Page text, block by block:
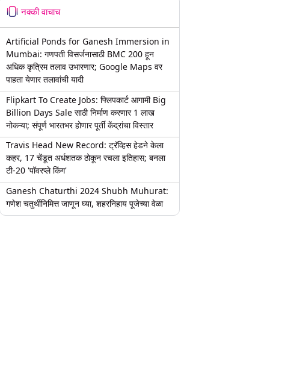
नक्की वाचाच
Artificial Ponds for Ganesh Immersion in
Mumbai: गणपती विसर्जनासाठी BMC 200 हून
अधिक कृत्रिम तलाव उभारणार; Google Maps वर
पाहता येणार तलावांची यादी
Flipkart To Create Jobs: फ्लिपकार्ट आगामी Big
Billion Days Sale साठी निर्माण करणार 1 लाख
नोकऱ्या; संपूर्ण भारतभर होणार पूर्ती केंद्रांचा विस्तार
Travis Head New Record: ट्रॅव्हिस हेडने केला
कहर, 17 चेंडूत अर्धशतक ठोकून रचला इतिहास; बनला
टी-20 'पॉवरप्ले किंग'
Ganesh Chaturthi 2024 Shubh Muhurat:
गणेश चतुर्थीनिमित्त जाणून घ्या, शहरनिहाय पूजेच्या वेळा